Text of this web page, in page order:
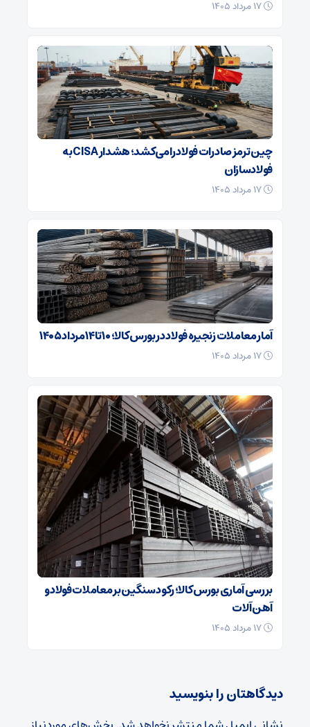
چین ترمز صادرات فولاد را می‌کشد؛ هشدار CISA به
فولادسازان
آمار معاملات زنجیره فولاد در بورس کالا؛ ۱۰ تا ۱۴ مرداد ۱۴۰۵
بررسی آماری بورس کالا؛ رکود سنگین بر معاملات فولاد و
آهن آلات
دیدگاهتان را بنویسید